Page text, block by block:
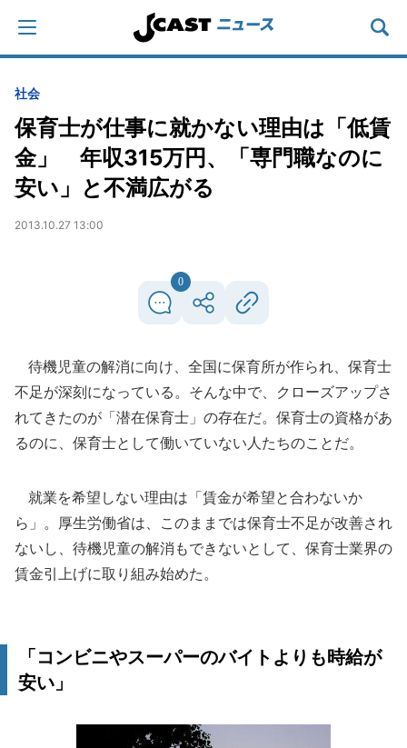
社会
保育士が仕事に就かない理由は「低賃
金」 年収315万円、「専門職なのに
安い」と不満広がる
2013.10.27 13:00
0
待機児童の解消に向け、全国に保育所が作られ、保育士
不足が深刻になっている。そんな中で、クローズアップさ
れてきたのが「潜在保育士」の存在だ。保育士の資格があ
るのに、保育士として働いていない人たちのことだ。
就業を希望しない理由は「賃金が希望と合わないか
ら」。厚生労働省は、このままでは保育士不足が改善され
ないし、待機児童の解消もできないとして、保育士業界の
賃金引上げに取り組み始めた。
「コンビニやスーパーのバイトよりも時給が
安い」